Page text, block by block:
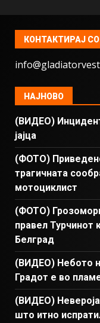
КОНТАКТИРАЈ
НАЈНОВО
(ВИДЕО)
јајца
(ФОТО)
трагичната
мотоциклист
(ФОТО)
правел Турчинот
Белград
(ВИДЕО) Небото
Градот е во
(ВИДЕО)
што итно